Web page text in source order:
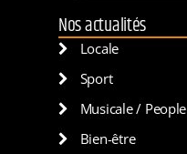
Nos actualités
Locale
Sport
Musicale / People
Bien-être